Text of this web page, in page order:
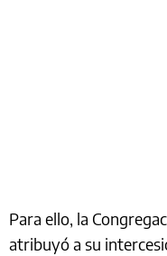
Para ello, la
atribuyó a su